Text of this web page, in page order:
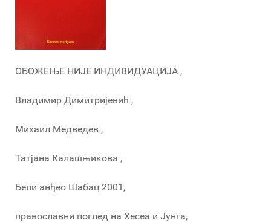
ОБОЖЕЊЕ НИЈЕ ИНДИВИДУАЦИЈА ,
Владимир Димитријевић ,
Михаил Медведев ,
Татјана Калашњикова ,
Бели анђео Шабац 2001,
православни поглед на Хесеа и Јунга,